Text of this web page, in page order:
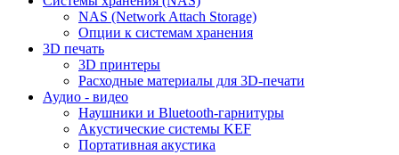
NAS (Network Attach Storage)
Опции к системам хранения
3D печать
3D принтеры
Расходные материалы для 3D-печати
Аудио - видео
Наушники и Bluetooth-гарнитуры
Акустические системы KEF
Портативная акустика